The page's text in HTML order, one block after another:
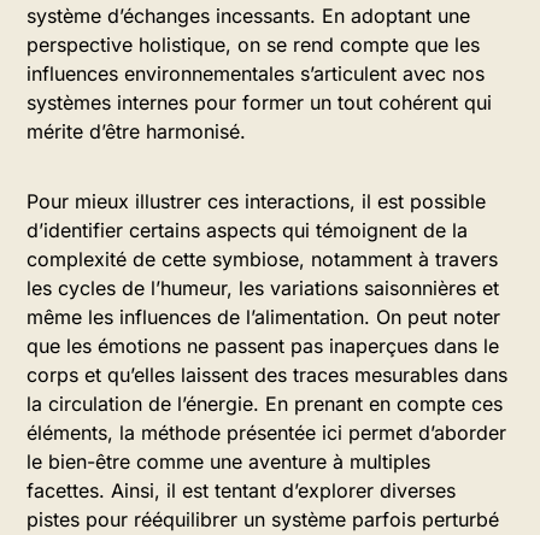
système d’échanges incessants. En adoptant une
perspective holistique, on se rend compte que les
influences environnementales s’articulent avec nos
systèmes internes pour former un tout cohérent qui
mérite d’être harmonisé.
Pour mieux illustrer ces interactions, il est possible
d’identifier certains aspects qui témoignent de la
complexité de cette symbiose, notamment à travers
les cycles de l’humeur, les variations saisonnières et
même les influences de l’alimentation. On peut noter
que les émotions ne passent pas inaperçues dans le
corps et qu’elles laissent des traces mesurables dans
la circulation de l’énergie. En prenant en compte ces
éléments, la méthode présentée ici permet d’aborder
le bien-être comme une aventure à multiples
facettes. Ainsi, il est tentant d’explorer diverses
pistes pour rééquilibrer un système parfois perturbé